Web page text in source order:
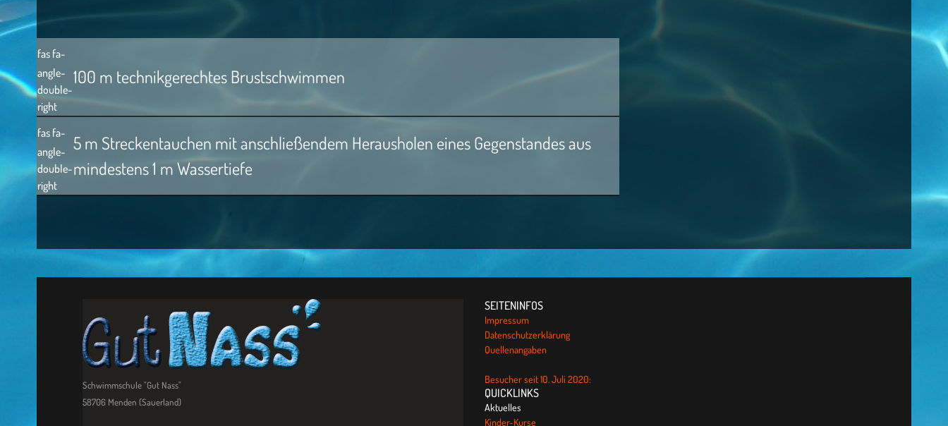
fas fa-
angle-
double-
right
100 m technikgerechtes Brustschwimmen
fas fa-
angle-
double-
right
5 m Streckentauchen mit anschließendem Herausholen eines Gegenstandes aus
mindestens 1 m Wassertiefe
Schwimmschule "Gut Nass"
58706 Menden (Sauerland)
SEITENINFOS
Impressum
Datenschutzerklärung
Quellenangaben
Besucher seit 10. Juli 2020:
QUICKLINKS
Aktuelles
Kinder-Kurse